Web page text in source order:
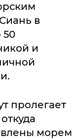
в
50
и
пролегает
морем